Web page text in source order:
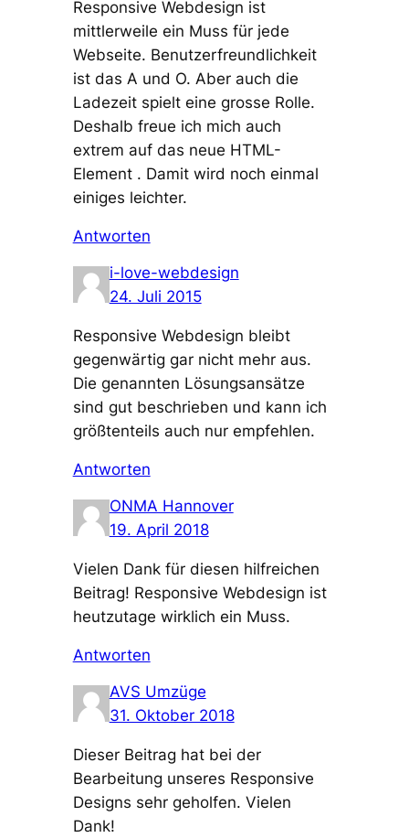
Responsive Webdesign ist
mittlerweile ein Muss für jede
Webseite. Benutzerfreundlichkeit
ist das A und O. Aber auch die
Ladezeit spielt eine grosse Rolle.
Deshalb freue ich mich auch
extrem auf das neue HTML-
Element . Damit wird noch einmal
einiges leichter.
Antworten
i-love-webdesign
24. Juli 2015
Responsive Webdesign bleibt
gegenwärtig gar nicht mehr aus.
Die genannten Lösungsansätze
sind gut beschrieben und kann ich
größtenteils auch nur empfehlen.
Antworten
ONMA Hannover
19. April 2018
Vielen Dank für diesen hilfreichen
Beitrag! Responsive Webdesign ist
heutzutage wirklich ein Muss.
Antworten
AVS Umzüge
31. Oktober 2018
Dieser Beitrag hat bei der
Bearbeitung unseres Responsive
Designs sehr geholfen. Vielen
Dank!